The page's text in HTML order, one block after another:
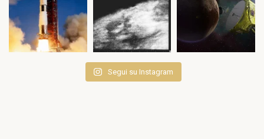
Segui su Instagram